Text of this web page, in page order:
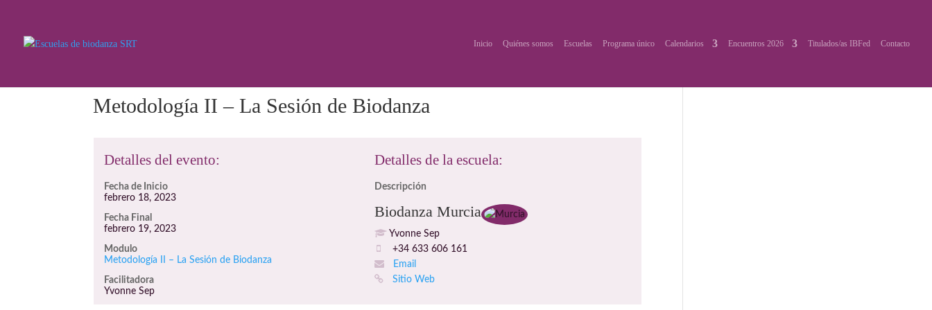
Inicio Quiénes somos Escuelas Programa único Calendarios Encuentros 2026 Titulados/as IBFed Contacto
Metodología II – La Sesión de Biodanza
Detalles del evento:
Fecha de Inicio
febrero 18, 2023
Fecha Final
febrero 19, 2023
Modulo
Metodología II – La Sesión de Biodanza
Facilitadora
Yvonne Sep
Detalles de la escuela:
Descripción
Biodanza Murcia
Yvonne Sep
+34 633 606 161
Email
Sitio Web